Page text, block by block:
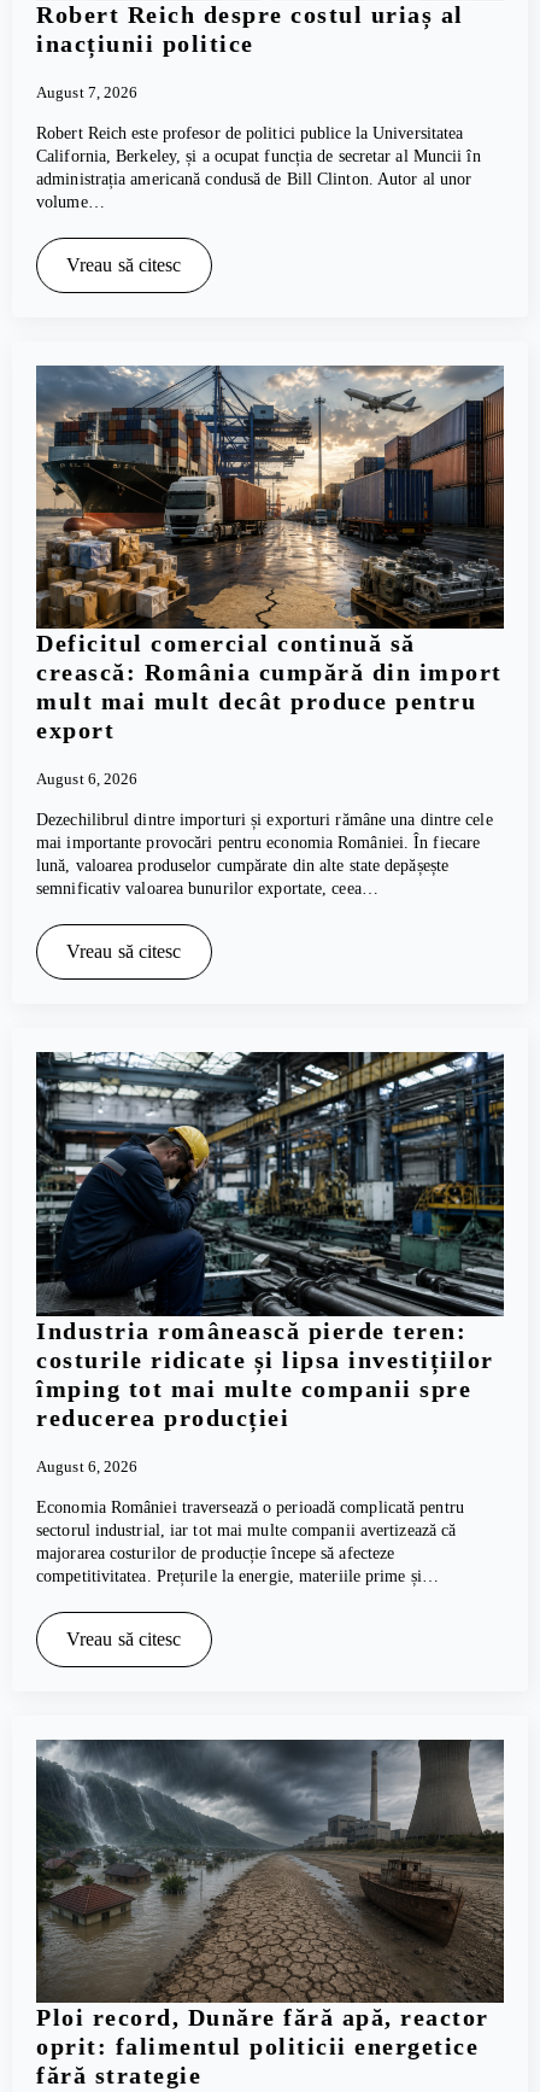
Robert Reich despre costul uriaș al
inacțiunii politice
August 7, 2026
Robert Reich este profesor de politici publice la Universitatea
California, Berkeley, și a ocupat funcția de secretar al Muncii în
administrația americană condusă de Bill Clinton. Autor al unor
volume…
Vreau să citesc
Deficitul comercial continuă să
crească: România cumpără din import
mult mai mult decât produce pentru
export
August 6, 2026
Dezechilibrul dintre importuri și exporturi rămâne una dintre cele
mai importante provocări pentru economia României. În fiecare
lună, valoarea produselor cumpărate din alte state depășește
semnificativ valoarea bunurilor exportate, ceea…
Vreau să citesc
Industria românească pierde teren:
costurile ridicate și lipsa investițiilor
împing tot mai multe companii spre
reducerea producției
August 6, 2026
Economia României traversează o perioadă complicată pentru
sectorul industrial, iar tot mai multe companii avertizează că
majorarea costurilor de producție începe să afecteze
competitivitatea. Prețurile la energie, materiile prime și…
Vreau să citesc
Ploi record, Dunăre fără apă, reactor
oprit: falimentul politicii energetice
fără strategie